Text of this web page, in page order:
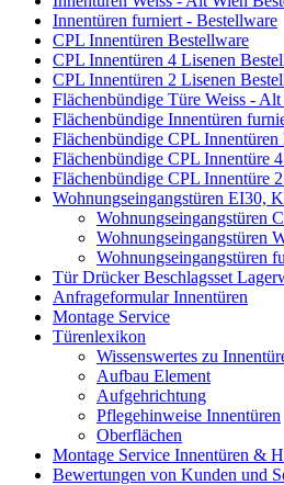
Innentüren furniert - Bestellware
CPL Innentüren Bestellware
CPL Innentüren 4 Lisenen
CPL Innentüren 2 Lisenen
Flächenbündige Türe Weiss -
Flächenbündige Innentüren
Flächenbündige CPL Innentüren
Flächenbündige CPL Innentüre
Flächenbündige CPL Innentüre
Wohnungseingangstüren EI30,
Wohnungseingangstüren
Wohnungseingangstüren
Wohnungseingangstüren
Tür Drücker Beschlagsset
Anfrageformular Innentüren
Montage Service
Türenlexikon
Wissenswertes zu
Aufbau Element
Aufgehrichtung
Pflegehinweise Innentüren
Oberflächen
Montage Service Innentüren &
Bewertungen von Kunden und